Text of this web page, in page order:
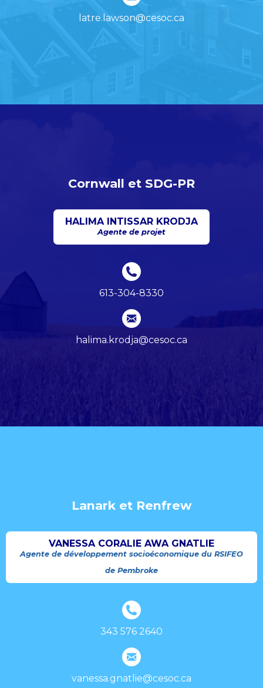
latre.lawson@cesoc.ca
Cornwall et SDG-PR
HALIMA INTISSAR KRODJA
Agente de projet
613-304-8330
halima.krodja@cesoc.ca
Lanark et Renfrew
VANESSA CORALIE AWA GNATLIE
Agente de développement socioéconomique du RSIFEO
de Pembroke
343 576 2640
vanessa.gnatlie@cesoc.ca